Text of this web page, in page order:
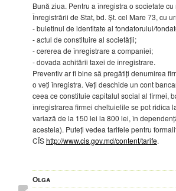
Bună ziua. Pentru a înregistra o societate
Înregistrării de Stat, bd. Șt. cel Mare 73, cu
- buletinul de identitate al fondatorului/
- actul de constituire al societății;
- cererea de înregistrare a companiei;
- dovada achitării taxei de înregistrare.
Preventiv ar fi bine să pregătiți denumirea
o veți înregistra. Veți deschide un cont
ceea ce constituie capitalul social al firmei,
înregistrarea firmei cheltuielile se pot ridica
variază de la 150 lei la 800 lei, în
acesteia). Puteți vedea tarifele pentru
CÎShttp://www.cis.gov.md/content/tarife.
Olga